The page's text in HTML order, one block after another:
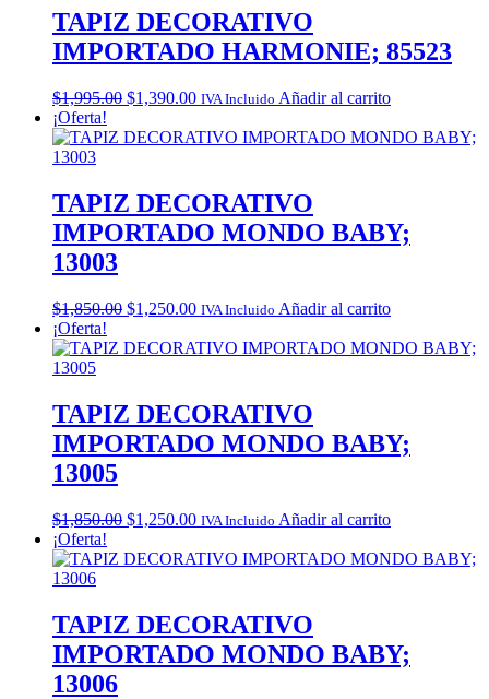
TAPIZ DECORATIVO
IMPORTADO HARMONIE; 85523
$1,995.00 Original
was:
$1,390.00Current
is:
IVA Incluido Añadir al carrito
¡Oferta!
TAPIZ DECORATIVO
IMPORTADO MONDO BABY;
13003
$1,850.00 Original
was:
$1,250.00Current
is:
IVA Incluido Añadir al carrito
¡Oferta!
TAPIZ DECORATIVO
IMPORTADO MONDO BABY;
13005
$1,850.00 Original
was:
$1,250.00Current
is:
IVA Incluido Añadir al carrito
¡Oferta!
TAPIZ DECORATIVO
IMPORTADO MONDO BABY;
13006